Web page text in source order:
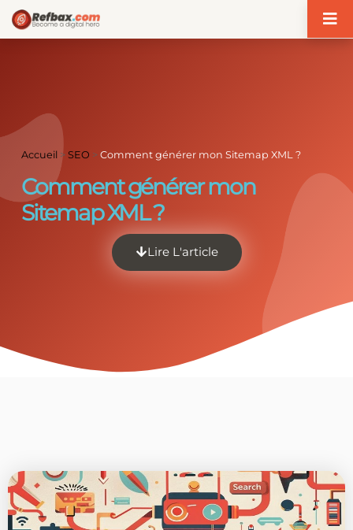
Accueil >SEO >Comment générer mon Sitemap XML ?
Comment générer mon
Sitemap XML ?
Lire L'article
Panneau de gestion des cookies